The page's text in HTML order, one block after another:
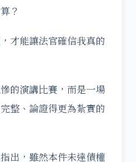
？
才能讓法官確信我真的
的演講比賽，而是一場
整、論證得更為紮實的
出，雖然本件未達債權